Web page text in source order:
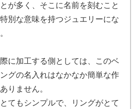
が多く、そこに名前を刻むこと
別な意味を持つジュエリーにな
に加工する側としては、このベ
グの名入れはなかなか簡単な作
りません。
てもシンプルで、リングがとて